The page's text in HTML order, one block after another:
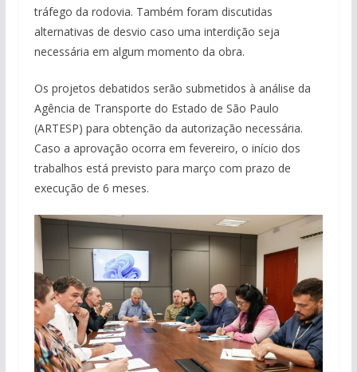
tráfego da rodovia. Também foram discutidas
alternativas de desvio caso uma interdição seja
necessária em algum momento da obra.
Os projetos debatidos serão submetidos à análise da
Agência de Transporte do Estado de São Paulo
(ARTESP) para obtenção da autorização necessária.
Caso a aprovação ocorra em fevereiro, o início dos
trabalhos está previsto para março com prazo de
execução de 6 meses.